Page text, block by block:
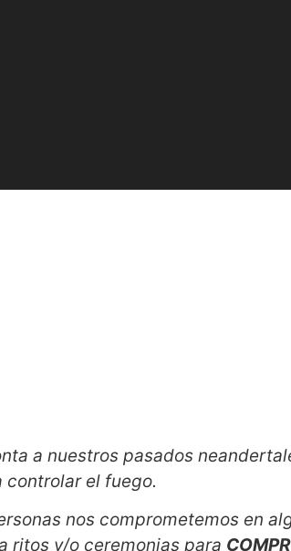
a nuestros pasados
controlar el fuego.
nos comprometemos en
ritos y/o ceremonias para